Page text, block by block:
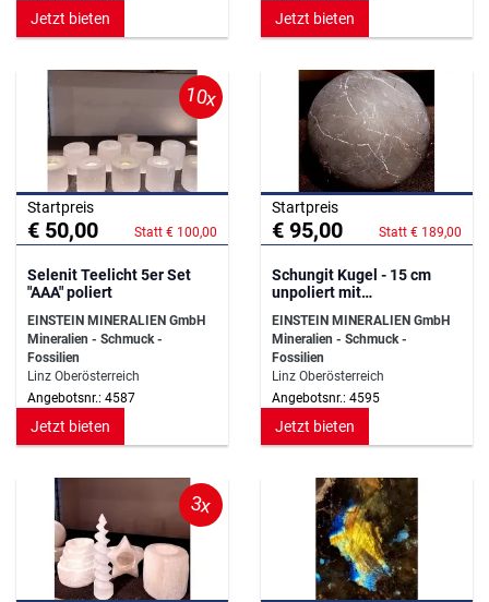
Jetzt bieten Jetzt bieten
10x
Startpreis
€ 50,00 Statt € 100,00
Selenit Teelicht 5er Set
"AAA" poliert
EINSTEIN MINERALIEN GmbH
Mineralien - Schmuck -
Fossilien
Linz Oberösterreich
Angebotsnr.: 4587
Jetzt bieten
Startpreis
€ 95,00 Statt € 189,00
Schungit Kugel - 15 cm
unpoliert mit
EINSTEIN MINERALIEN GmbH
Mineralien - Schmuck -
Fossilien
Linz Oberösterreich
Angebotsnr.: 4595
Jetzt bieten
3x